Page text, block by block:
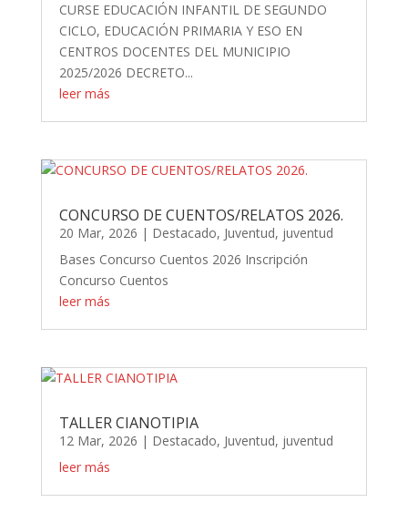
CURSE EDUCACIÓN INFANTIL DE SEGUNDO
CICLO, EDUCACIÓN PRIMARIA Y ESO EN
CENTROS DOCENTES DEL MUNICIPIO
2025/2026 DECRETO...
leer más
CONCURSO DE CUENTOS/RELATOS 2026.
20 Mar, 2026 | Destacado, Juventud, juventud
Bases Concurso Cuentos 2026 Inscripción
Concurso Cuentos
leer más
TALLER CIANOTIPIA
12 Mar, 2026 | Destacado, Juventud, juventud
leer más